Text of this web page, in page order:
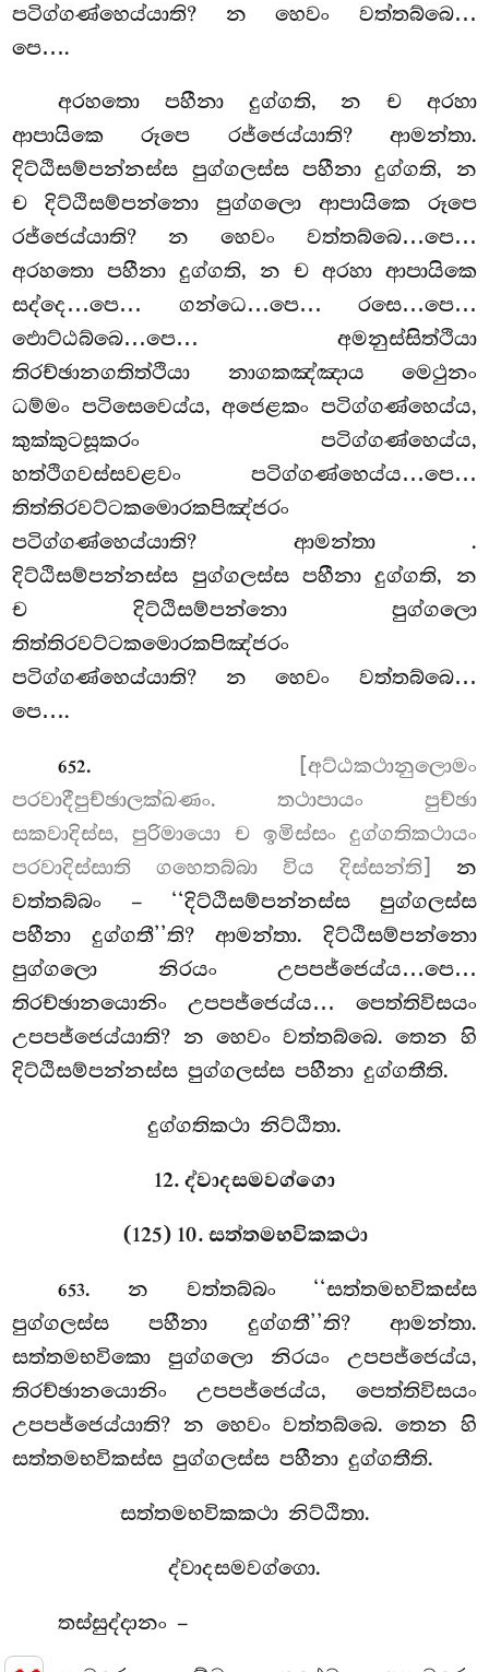
පටිග්ගණ්හෙය්යාති? න හෙවං වත්තබ්බෙ…
පෙ….
අරහතො පහීනා දුග්ගති, න ච අරහා
ආපායිකෙ රූපෙ රජ්ජෙය්යාති? ආමන්තා.
දිට්ඨිසම්පන්නස්ස පුග්ගලස්ස පහීනා දුග්ගති, න
ච දිට්ඨිසම්පන්නො පුග්ගලො ආපායිකෙ රූපෙ
රජ්ජෙය්යාති? න හෙවං වත්තබ්බෙ…පෙ…
අරහතො පහීනා දුග්ගති, න ච අරහා ආපායිකෙ
සද්දෙ…පෙ… ගන්ධෙ…පෙ… රසෙ…පෙ…
ඵොට්ඨබ්බෙ…පෙ… අමනුස්සිත්ථියා
තිරච්ඡානගතිත්ථියා නාගකඤ්ඤාය මෙථුනං
ධම්මං පටිසෙවෙය්ය, අජෙළකං පටිග්ගණ්හෙය්ය,
කුක්කුටසූකරං පටිග්ගණ්හෙය්ය,
හත්ථිගවස්සවළවං පටිග්ගණ්හෙය්ය…පෙ…
තිත්තිරවට්ටකමොරකපිඤ්ජරං
පටිග්ගණ්හෙය්යාති? ආමන්තා .
දිට්ඨිසම්පන්නස්ස පුග්ගලස්ස පහීනා දුග්ගති, න
ච දිට්ඨිසම්පන්නො පුග්ගලො
තිත්තිරවට්ටකමොරකපිඤ්ජරං
පටිග්ගණ්හෙය්යාති? න හෙවං වත්තබ්බෙ…
පෙ….
652.
[අට්ඨකථානුලොමං
පරවාදීපුච්ඡාලක්ඛණං. තථාපායං පුච්ඡා
සකවාදිස්ස, පුරිමායො ච ඉමිස්සං දුග්ගතිකථායං
පරවාදිස්සාති ගහෙතබ්බා විය දිස්සන්ති]
න
වත්තබ්බං – ‘‘දිට්ඨිසම්පන්නස්ස පුග්ගලස්ස
පහීනා දුග්ගතී’’ති? ආමන්තා. දිට්ඨිසම්පන්නො
පුග්ගලො නිරයං උපපජ්ජෙය්ය…පෙ…
තිරච්ඡානයොනිං උපපජ්ජෙය්ය… පෙත්තිවිසයං
උපපජ්ජෙය්යාති? න හෙවං වත්තබ්බෙ. තෙන හි
දිට්ඨිසම්පන්නස්ස පුග්ගලස්ස පහීනා දුග්ගතීති.
දුග්ගතිකථා නිට්ඨිතා.
12. ද්වාදසමවග්ගො
(125) 10. සත්තමභවිකකථා
653. න වත්තබ්බං ‘‘සත්තමභවිකස්ස
පුග්ගලස්ස පහීනා දුග්ගතී’’ති? ආමන්තා.
සත්තමභවිකො පුග්ගලො නිරයං උපපජ්ජෙය්ය,
තිරච්ඡානයොනිං උපපජ්ජෙය්ය, පෙත්තිවිසයං
උපපජ්ජෙය්යාති? න හෙවං වත්තබ්බෙ. තෙන හි
සත්තමභවිකස්ස පුග්ගලස්ස පහීනා දුග්ගතීති.
සත්තමභවිකකථා නිට්ඨිතා.
ද්වාදසමවග්ගො.
තස්සුද්දානං –